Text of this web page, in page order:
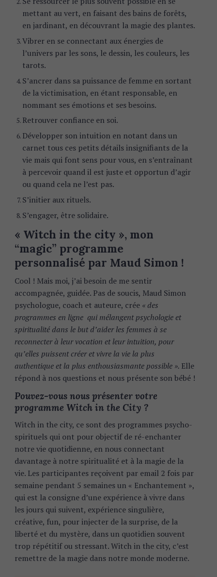
mettant au vert, en faisant des bains de forêts,
en jardinant, en découvrant la magie des plantes.
Vibrer en se connectant aux énergies de
l’univers par les sons, le dessin, les couleurs, les
tarots.
S’ancrer dans sa puissance de femme en sortant
de la victimisation, en étant responsable, en
nommant ses émotions et ses besoins.
Retrouver confiance en soi.
Développer son intuition en notant dans un
carnet tous ces petits détails insignifiants de la
vie mais qui font sens pour vous, en s’entraînant
à percevoir quand il est juste et opportun d’agir
ou quand cela ne l’est pas.
S’initier aux rituels.
S’engager, être solidaire.
« Witch in the city », mon
“magic” programme
personnalisé par Maud Simon !
Cool ! Mais moi, j’ai besoin de me sentir
accompagnée, guidée. Pas de soucis, Maud Simon
psychologue, coach et auteure, crée « des
programmes en ligne qui mélangent psychologie et
spiritualité dans le but d’aider les femmes à se
reconnecter à leur vocation et leur intuition, pour
qu’elles puissent créer et vivre la vie la plus
authentique et la plus enthousiasmante possible ». Elle
répond à nos questions et nous présente son bébé !
Pouvez-vous nous présenter votre
programme Witch in the City ?
Witch in the city, ce sont des programmes psycho-
spirituels qui ont pour objectif de ré-enchanter
notre vie quotidienne, en nous connectant
davantage à notre spiritualité et à la magie de la
vie. Les participantes reçoivent par email 2 fois par
semaine pendant 5 semaines un « Enchantement »,
qui est la consigne d’une expérience à vivre dans
les jours qui suivent, expérience singulière,
créative, fun, pour injecter de la surprise, de la
liberté et du mystère, dans un quotidien souvent
trop répétitif ou stressant.Witch in the city, c’est
remettre de la magie dans notre monde moderne.